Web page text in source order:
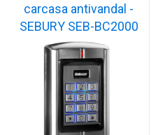
carcasa antivandal -
SEBURY SEB-BC2000